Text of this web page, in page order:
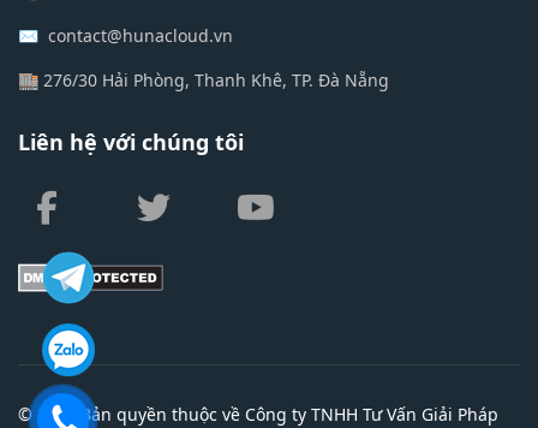
✉️ contact@hunacloud.vn
🏬 276/30 Hải Phòng, Thanh Khê, TP. Đà Nẵng
Liên hệ với chúng tôi
facebook-
f
fab
© 2026 Bản quyền thuộc về Công ty TNHH Tư Vấn Giải Pháp